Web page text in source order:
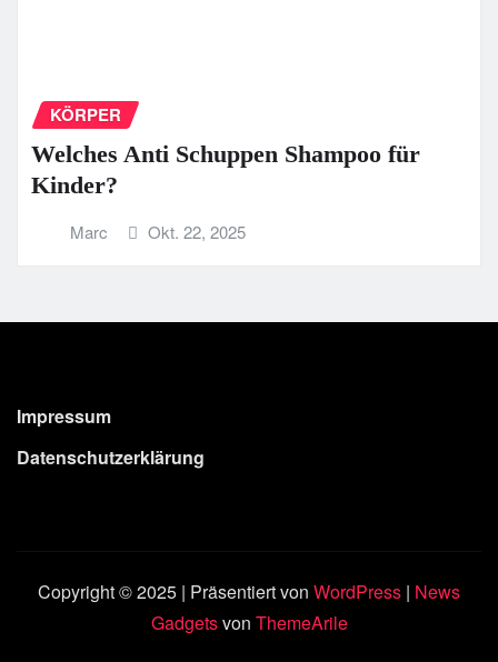
KÖRPER
Welches Anti Schuppen Shampoo für
Kinder?
Marc Okt. 22, 2025
Impressum
Datenschutzerklärung
Copyright © 2025 | Präsentiert von WordPress | News
Gadgetsvon ThemeArile